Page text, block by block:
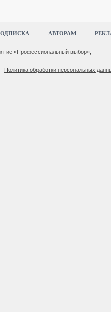
АВТОРАМ
«Профессиональный выбор»,
Политика обработки персональных